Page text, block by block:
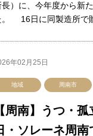
長）に、今年度から新
。 16日に同製造所で
年02月25日
地域 周南市
周南】うつ・
・ソレーネ周南